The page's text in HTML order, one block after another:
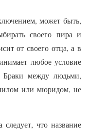
может быть,
своего пира и
от своего отца, а в
любое условие
меж­ду людьми,
или мюридом, не
что название